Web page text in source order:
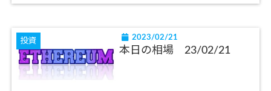
投資 2023/02/21
本日の相場 23/02/21